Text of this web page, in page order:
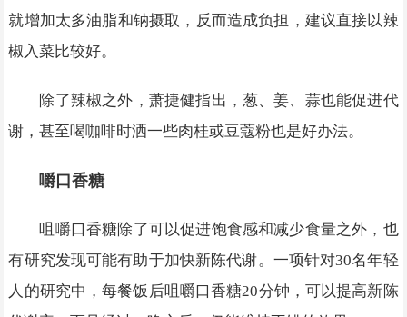
就增加太多油脂和钠摄取，反而造成负担，建议直接以辣
椒入菜比较好。
除了辣椒之外，萧捷健指出，葱、姜、蒜也能促进代
谢，甚至喝咖啡时洒一些肉桂或豆蔻粉也是好办法。
嚼口香糖
咀嚼口香糖除了可以促进饱食感和减少食量之外，也
有研究发现可能有助于加快新陈代谢。一项针对30名年轻
人的研究中，每餐饭后咀嚼口香糖20分钟，可以提高新陈